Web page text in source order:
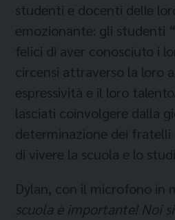
studenti e docenti delle
emozionante: gli studenti
felici di aver conosciuto i
circensi attraverso la loro
espressività e il loro
lasciati coinvolgere dalla
determinazione dei fratelli
di vivere la scuola e lo
Dylan, con il microfono in
scuola è importante! Noi